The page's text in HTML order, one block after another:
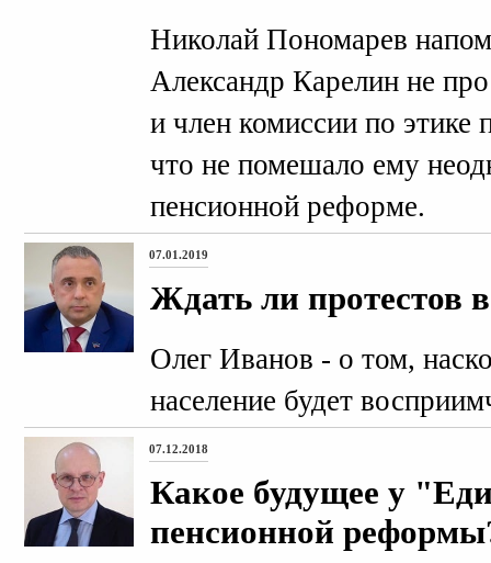
Николай Пономарев
Александр Карелин не
и член комиссии по этике
что не помешало ему
пенсионной реформе.
07.01.2019
Ждать ли протестов
Олег Иванов - о том,
население будет
07.12.2018
Какое будущее у
пенсионной